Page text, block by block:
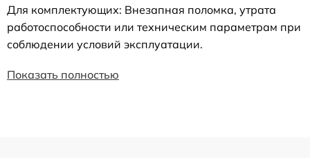
Для комплектующих: Внезапная поломка, утрата
работоспособности или техническим параметрам при
соблюдении условий эксплуатации.
Показать полностью